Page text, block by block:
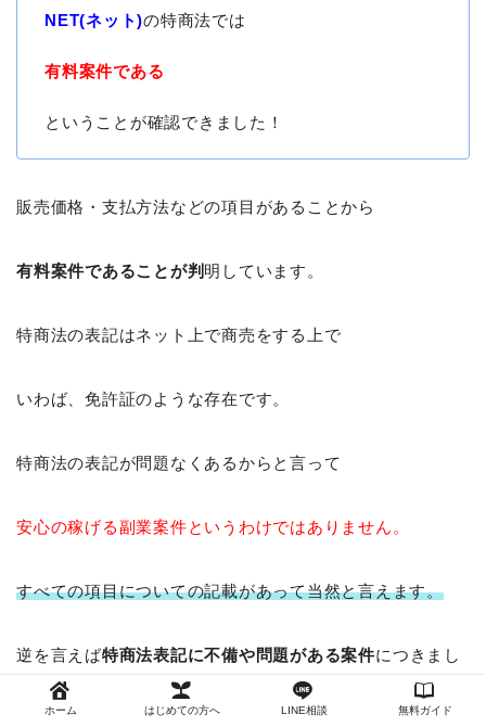
NET(ネット)の特商法では
有料案件である
ということが確認できました！
販売価格・支払方法などの項目があることから
有料案件であることが判 明しています。
特商法の表記はネット上で商売をする上で
いわば、免許証のような存在です。
特商法の表記が問題なくあるからと言って
安心の稼げる副業案件というわけではありません。
すべての項目についての記載があって当然と言えます。
逆を言えば特商法表記に不備や問題がある案件につきまし
ては
ホーム はじめての方へ LINE相談 無料ガイド